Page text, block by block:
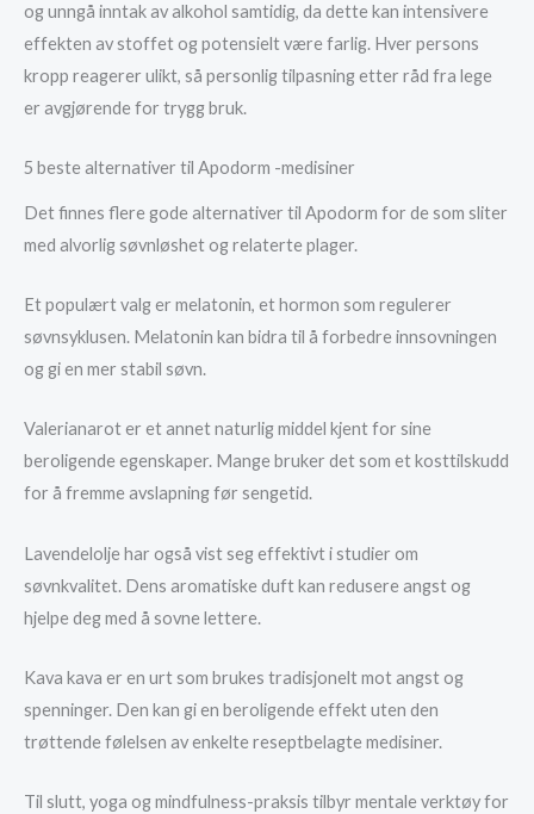
og unngå inntak av alkohol samtidig, da dette kan intensivere
effekten av stoffet og potensielt være farlig. Hver persons
kropp reagerer ulikt, så personlig tilpasning etter råd fra lege
er avgjørende for trygg bruk.
5 beste alternativer til Apodorm -medisiner
Det finnes flere gode alternativer til Apodorm for de som sliter
med alvorlig søvnløshet og relaterte plager.
Et populært valg er melatonin, et hormon som regulerer
søvnsyklusen. Melatonin kan bidra til å forbedre innsovningen
og gi en mer stabil søvn.
Valerianarot er et annet naturlig middel kjent for sine
beroligende egenskaper. Mange bruker det som et kosttilskudd
for å fremme avslapning før sengetid.
Lavendelolje har også vist seg effektivt i studier om
søvnkvalitet. Dens aromatiske duft kan redusere angst og
hjelpe deg med å sovne lettere.
Kava kava er en urt som brukes tradisjonelt mot angst og
spenninger. Den kan gi en beroligende effekt uten den
trøttende følelsen av enkelte reseptbelagte medisiner.
Til slutt, yoga og mindfulness-praksis tilbyr mentale verktøy for